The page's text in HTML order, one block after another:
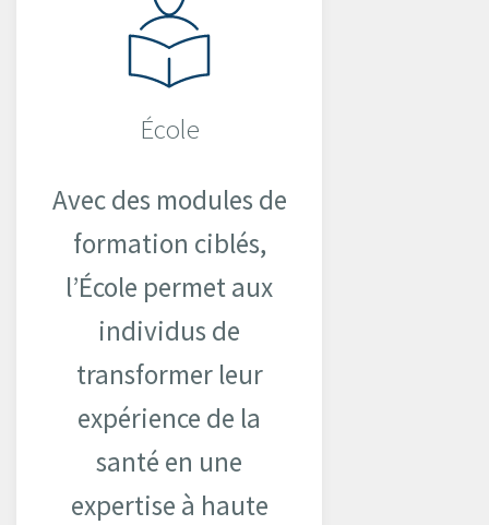
Le CEPPP
Pôles d’action
Collaborations
Ressources
Infolettre
Contactez-nous
English
École
Avec des modules de
formation ciblés,
l’École permet aux
individus de
transformer leur
expérience de la
santé en une
expertise à haute